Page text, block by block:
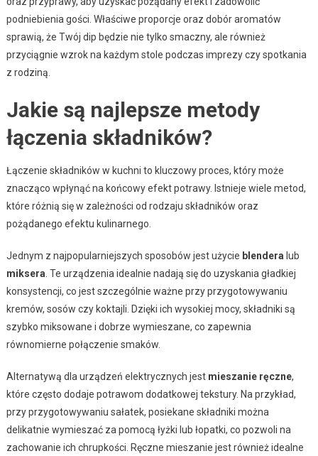
podniebienia gości. Właściwe proporcje oraz dobór aromatów
sprawią, że Twój dip będzie nie tylko smaczny, ale również
przyciągnie wzrok na każdym stole podczas imprezy czy spotkania
z rodziną.
Jakie są najlepsze metody
łączenia składników?
Łączenie składników w kuchni to kluczowy proces, który może
znacząco wpłynąć na końcowy efekt potrawy. Istnieje wiele metod,
które różnią się w zależności od rodzaju składników oraz
pożądanego efektu kulinarnego.
Jednym z najpopularniejszych sposobów jest użycie blendera lub
miksera . Te urządzenia idealnie nadają się do uzyskania gładkiej
konsystencji, co jest szczególnie ważne przy przygotowywaniu
kremów, sosów czy koktajli. Dzięki ich wysokiej mocy, składniki są
szybko miksowane i dobrze wymieszane, co zapewnia
równomierne połączenie smaków.
Alternatywą dla urządzeń elektrycznych jest mieszanie ręczne,
które często dodaje potrawom dodatkowej tekstury. Na przykład,
przy przygotowywaniu sałatek, posiekane składniki można
delikatnie wymieszać za pomocą łyżki lub łopatki, co pozwoli na
zachowanie ich chrupkości. Ręczne mieszanie jest również idealne